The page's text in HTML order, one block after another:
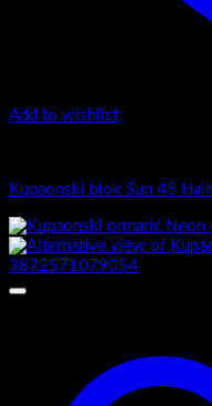
Add to wishlist
Kupaonski blok Sun 45